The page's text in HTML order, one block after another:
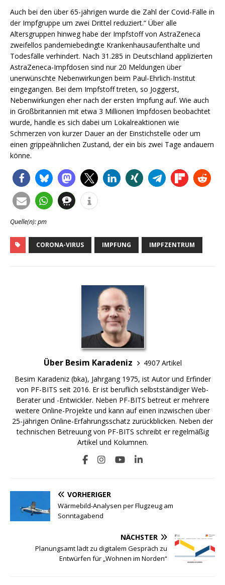
Auch bei den über 65-jährigen wurde die Zahl der Covid-Fälle in
der Impfgruppe um zwei Drittel reduziert.“ Über alle
Altersgruppen hinweg habe der Impfstoff von AstraZeneca
zweifellos pandemiebedingte Krankenhausaufenthalte und
Todesfälle verhindert. Nach 31.285 in Deutschland applizierten
AstraZeneca-Impfdosen sind nur 20 Meldungen über
unerwünschte Nebenwirkungen beim Paul-Ehrlich-Institut
eingegangen. Bei dem Impfstoff treten, so Joggerst,
Nebenwirkungen eher nach der ersten Impfung auf. Wie auch
in Großbritannien mit etwa 3 Millionen Impfdosen beobachtet
wurde, handle es sich dabei um Lokalreaktionen wie
Schmerzen von kurzer Dauer an der Einstichstelle oder um
einen grippeähnlichen Zustand, der ein bis zwei Tage andauern
könne.
Quelle(n): pm
CORONA-VIRUS IMPFUNG IMPFZENTRUM
Über Besim Karadeniz
4907 Artikel
Besim Karadeniz (bka), Jahrgang 1975, ist Autor und Erfinder
von PF-BITS seit 2016. Er ist beruflich selbstständiger Web-
Berater und -Entwickler. Neben PF-BITS betreut er mehrere
weitere Online-Projekte und kann auf einen inzwischen über
25-jährigen Online-Erfahrungsschatz zurückblicken. Neben der
technischen Betreuung von PF-BITS schreibt er regelmäßig
Artikel und Kolumnen.
VORHERIGER
Wärmebild-Analysen per Flugzeug am
Sonntagabend
NÄCHSTER
Planungsamt lädt zu digitalem Gespräch zu
Entwürfen für „Wohnen im Norden“